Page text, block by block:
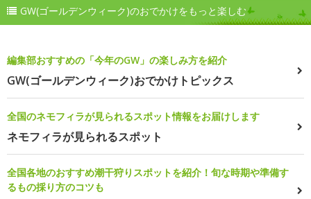
GW(ゴールデンウィーク)のおでかけをもっと楽しむ
編集部おすすめの「今年のGW」の楽しみ方を紹介
GW(ゴールデンウィーク)おでかけトピックス
全国のネモフィラが見られるスポット情報をお届けします
ネモフィラが見られるスポット
全国各地のおすすめ潮干狩りスポットを紹介！旬な時期や準備す
るもの採り方のコツも